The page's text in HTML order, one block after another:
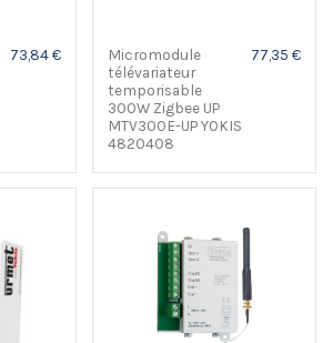
73,84 €
Micromodule
télévariateur
temporisable
300W Zigbee UP
MTV300E-UP YOKIS
4820408
77,35 €